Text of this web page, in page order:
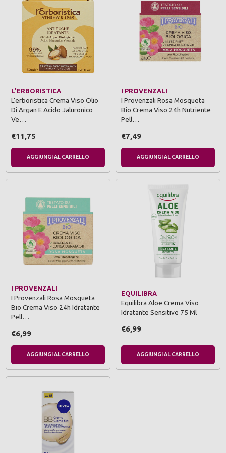
L'ERBORISTICA
L'erboristica Crema Viso Olio
Di Argan E Acido Jaluronico
Ve…
€11,75
AGGIUNGI AL CARRELLO
I PROVENZALI
I Provenzali Rosa Mosqueta
Bio Crema Viso 24h Nutriente
Pell…
€7,49
AGGIUNGI AL CARRELLO
I PROVENZALI
I Provenzali Rosa Mosqueta
Bio Crema Viso 24h Idratante
Pell…
€6,99
AGGIUNGI AL CARRELLO
EQUILIBRA
Equilibra Aloe Crema Viso
Idratante Sensitive 75 Ml
€6,99
AGGIUNGI AL CARRELLO